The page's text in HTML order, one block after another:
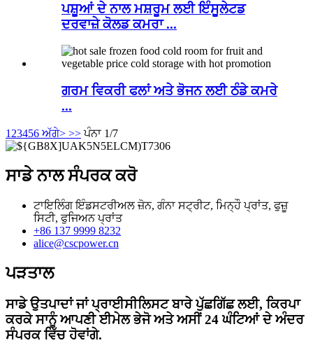
ਪਸ਼ੂਆਂ ਦੇ ਨਾਲ ਮਸ਼ਰੂਮ ਲਈ ਇੰਸੂਲੇਟਡ
ਦਰਵਾਜ਼ੇ ਕੋਲਡ ਕਮਰਾ ...
ਗਰਮ ਵਿਕਰੀ ਫਲਾਂ ਅਤੇ ਭੋਜਨ ਲਈ ਠੰਡੇ ਕਮਰੇ
...
1 23456 ਅੱਗੇ> >> ਪੰਨਾ 1/7
ਸਾਡੇ ਨਾਲ ਸੰਪਰਕ ਕਰੋ
ਟਾਇਲਿੰਗ ਇੰਡਸਟਰੀਅਲ ਜ਼ੋਨ, ਗੰਨਾ ਸਟ੍ਰੀਟ, ਮਿਨ੍ਹੌ ਪ੍ਰਾਂਤ, ਫੁਜ਼ੂ
ਸਿਟੀ, ਫੁਜਿਅਨ ਪ੍ਰਾਂਤ
+86 137 9999 8232
alice@cscpower.cn
ਪੜਤਾਲ
ਸਾਡੇ ਉਤਪਾਦਾਂ ਜਾਂ ਪ੍ਰਾਈਸੀਲਿਸਟ ਬਾਰੇ ਪੁੱਛਗਿੱਛ ਲਈ, ਕਿਰਪਾ
ਕਰਕੇ ਸਾਨੂੰ ਆਪਣੀ ਈਮੇਲ ਭੇਜੋ ਅਤੇ ਅਸੀਂ 24 ਘੰਟਿਆਂ ਦੇ ਅੰਦਰ
ਸੰਪਰਕ ਵਿੱਚ ਹੋਵਾਂਗੇ.